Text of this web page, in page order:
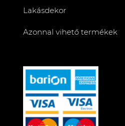
Lakásdekor
Azonnal vihető termékek